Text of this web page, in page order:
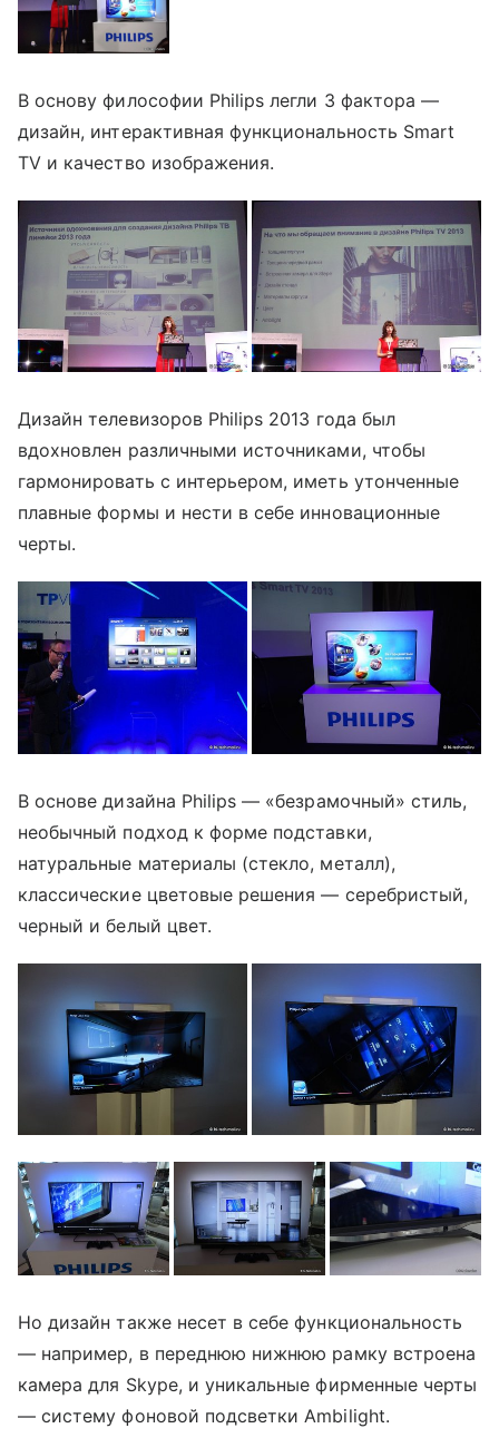
В основу философии Philips легли 3 фактора —
дизайн, интерактивная функциональность Smart
TV и качество изображения.
Дизайн телевизоров Philips 2013 года был
вдохновлен различными источниками, чтобы
гармонировать с интерьером, иметь утонченные
плавные формы и нести в себе инновационные
черты.
В основе дизайна Philips — «безрамочный» стиль,
необычный подход к форме подставки,
натуральные материалы (стекло, металл),
классические цветовые решения — серебристый,
черный и белый цвет.
Но дизайн также несет в себе функциональность
— например, в переднюю нижнюю рамку встроена
камера для Skype, и уникальные фирменные черты
— систему фоновой подсветки Ambilight.